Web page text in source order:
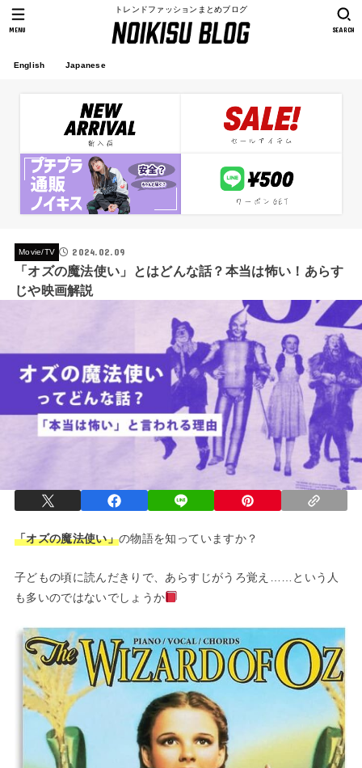
トレンドファッションまとめブログ
English Japanese
SEARCH
MENU
Movie/TV 2024.02.09
「オズの魔法使い」とはどんな話？本当は怖い！あらす
じや映画解説
「オズの魔法使い」の物語を知っていますか？
子どもの頃に読んだきりで、あらすじがうろ覚え……という人
も多いのではないでしょうか